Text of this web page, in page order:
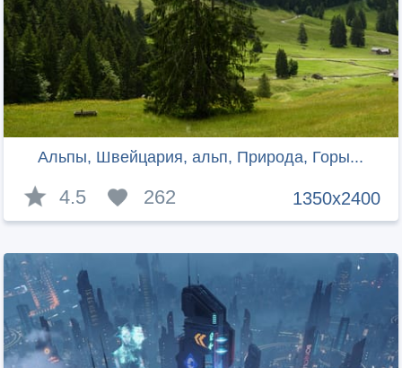
Альпы, Швейцария, альп, Природа, Горы...
1350x2400
4.5 262